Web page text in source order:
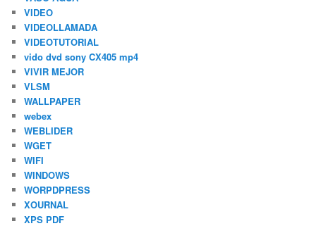
VIDEO
VIDEOLLAMADA
VIDEOTUTORIAL
vido dvd sony CX405 mp4
VIVIR MEJOR
VLSM
WALLPAPER
webex
WEBLIDER
WGET
WIFI
WINDOWS
WORPDPRESS
XOURNAL
XPS PDF